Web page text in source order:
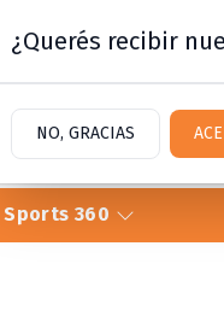
Sports 360
¿Querés recibir
NO, GRACIAS